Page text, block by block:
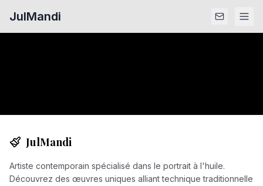
JulMandi
JulMandi
Artiste contemporain spécialisé dans le portrait à l'huile.
Découvrez des œuvres uniques alliant technique traditionnelle